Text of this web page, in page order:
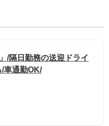
/隔日勤務の送迎ドライ
車通勤OK/